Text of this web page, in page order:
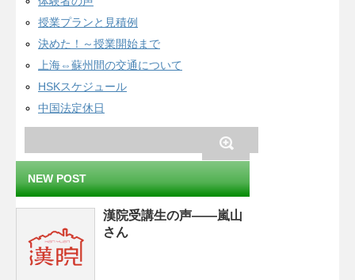
授業プランと見積例
決めた！～授業開始まで
上海⇔蘇州間の交通について
HSKスケジュール
中国法定休日
NEW POST
漢院受講生の声——嵐山
さん